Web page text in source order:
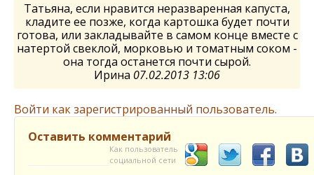
Татьяна, если нравится неразваренная капуста,
кладите ее позже, когда картошка будет почти
готова, или закладывайте в самом конце вместе с
натертой свеклой, морковью и томатным соком -
она тогда останется почти сырой.
Ирина 07.02.2013 13:06
Войти как зарегистрированный пользователь.
Оставить комментарий
Как пользователь
социальной сети